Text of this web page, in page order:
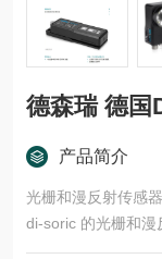
德森瑞 德
产品简介
光栅和漫反射传感
di-soric 的光栅和漫
领域开发了多种型